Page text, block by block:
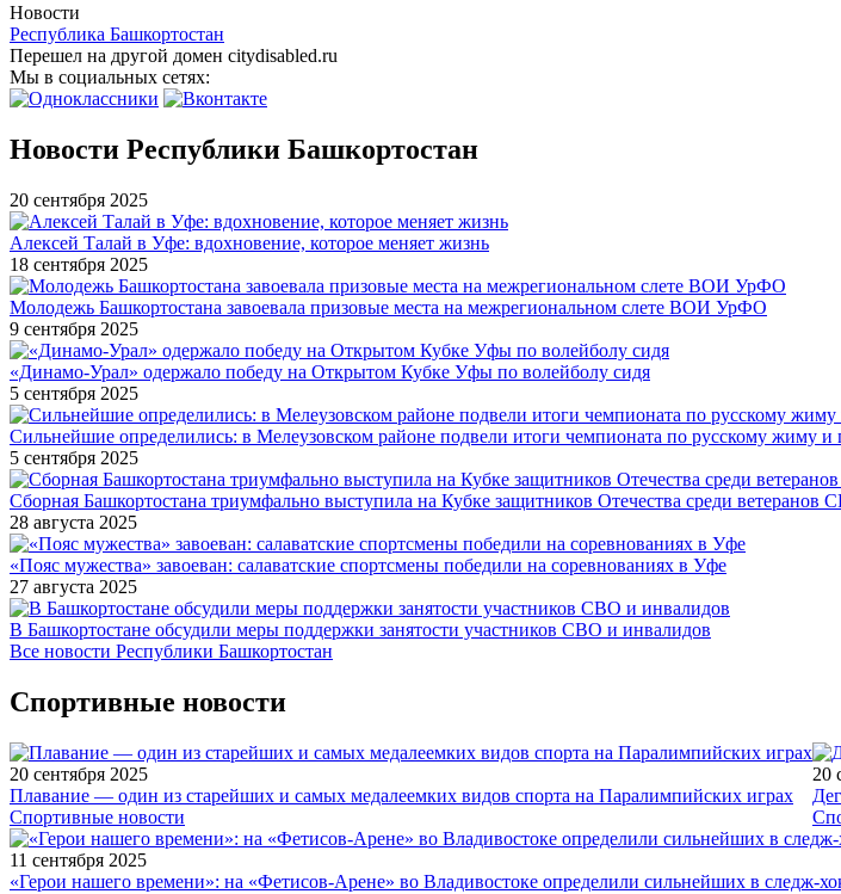
Новости
Республика Башкортостан
Перешел на другой домен citydisabled.ru
Мы в социальных сетях:
Новости Республики Башкортостан
20 сентября 2025
Алексей Талай в Уфе: вдохновение, которое меняет жизнь
18 сентября 2025
Молодежь Башкортостана завоевала призовые места на межрегиональном слете ВОИ УрФО
9 сентября 2025
«Динамо-Урал» одержало победу на Открытом Кубке Уфы по волейболу сидя
5 сентября 2025
Сильнейшие определились: в Мелеузовском районе подвели итоги чемпионата по русскому жиму и
5 сентября 2025
Сборная Башкортостана триумфально выступила на Кубке защитников Отечества среди ветеранов
28 августа 2025
«Пояс мужества» завоеван: салаватские спортсмены победили на соревнованиях в Уфе
27 августа 2025
В Башкортостане обсудили меры поддержки занятости участников СВО и инвалидов
Все новости Республики Башкортостан
Спортивные новости
20 сентября 2025
Плавание — один из старейших и самых медалеемких видов спорта на Паралимпийских играх
Спортивные новости
20
11 сентября 2025
«Герои нашего времени»: на «Фетисов-Арене» во Владивостоке определили сильнейших в следж-